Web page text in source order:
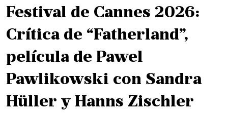
Festival de Cannes 2026:
Crítica de “Fatherland”,
película de Pawel
Pawlikowski con Sandra
Hüller y Hanns Zischler